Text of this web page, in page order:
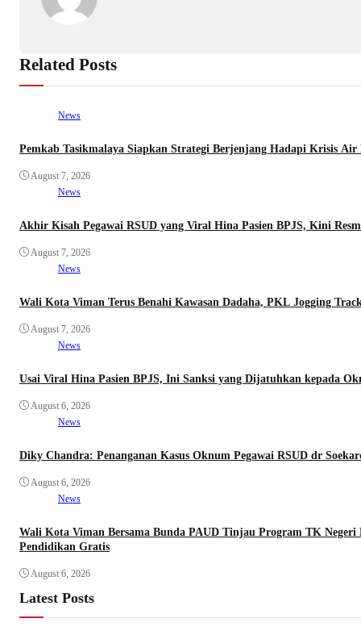
Related Posts
News
Pemkab Tasikmalaya Siapkan Strategi Berjenjang Hadapi Krisis
August 7, 2026
News
Akhir Kisah Pegawai RSUD yang Viral Hina Pasien BPJS, Kini
August 7, 2026
News
Wali Kota Viman Terus Benahi Kawasan Dadaha, PKL Jogging
August 7, 2026
News
Usai Viral Hina Pasien BPJS, Ini Sanksi yang Dijatuhkan kepada
August 6, 2026
News
Diky Chandra: Penanganan Kasus Oknum Pegawai RSUD dr
August 6, 2026
News
Wali Kota Viman Bersama Bunda PAUD Tinjau Program TK
Pendidikan Gratis
August 6, 2026
Latest Posts